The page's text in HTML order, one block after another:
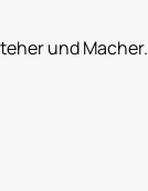
und Macher.